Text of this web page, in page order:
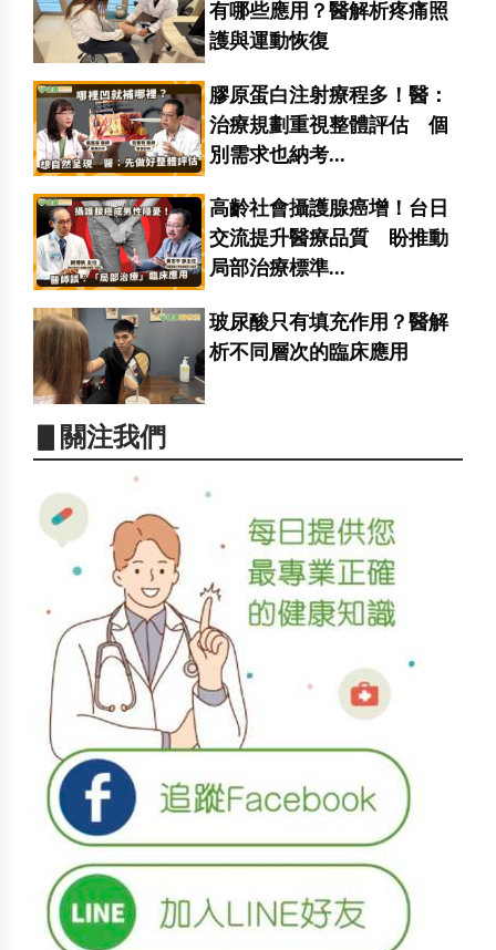
有哪些應用？醫解析疼痛照
護與運動恢復
膠原蛋白注射療程多！醫：
治療規劃重視整體評估 個
別需求也納考...
高齡社會攝護腺癌增！台日
交流提升醫療品質 盼推動
局部治療標準...
玻尿酸只有填充作用？醫解
析不同層次的臨床應用
▋關注我們